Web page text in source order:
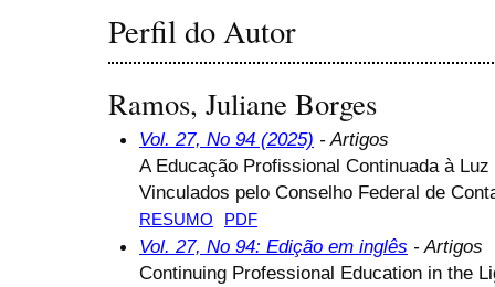
Perfil do Autor
Ramos, Juliane Borges
Vol. 27, No 94 (2025) - Artigos
A Educação Profissional Continuada à
Vinculados pelo Conselho Federal de
RESUMO PDF
Vol. 27, No 94: Edição em inglês - Artigos
Continuing Professional Education in the